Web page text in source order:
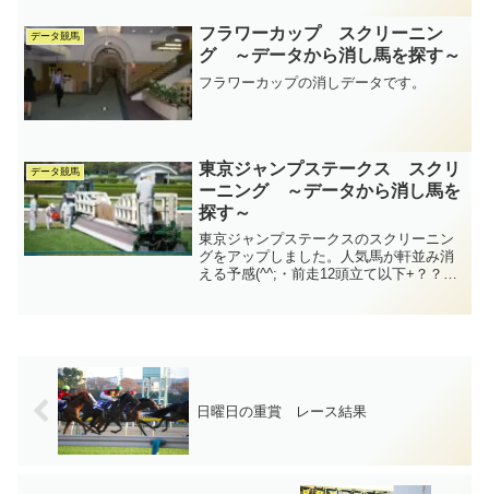
データ競馬
フラワーカップ スクリーニン
グ ～データから消し馬を探す～
フラワーカップの消しデータです。
データ競馬
東京ジャンプステークス スクリ
ーニング ～データから消し馬を
探す～
東京ジャンプステークスのスクリーニン
グをアップしました。人気馬が軒並み消
える予感(^^;・前走12頭立て以下+？？？
日曜日の重賞 レース結果